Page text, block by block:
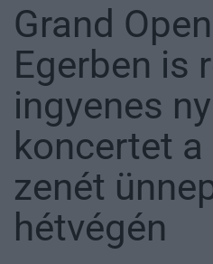
Grand
Egerben is
ingyenes
koncertet
zenét
hétvégén